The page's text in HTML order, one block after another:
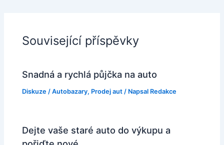
Související příspěvky
Snadná a rychlá půjčka na auto
Diskuze /Autobazary, Prodej aut / Napsal Redakce
Dejte vaše staré auto do výkupu a